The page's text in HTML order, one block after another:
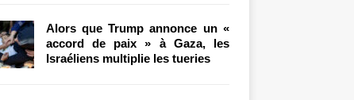
Alors que Trump annonce un «
accord de paix » à Gaza, les
Israéliens multiplie les tueries